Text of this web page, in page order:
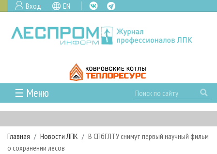
Вход EN
☰ Меню
ГЛАВНАЯ
РУБРИКИ И ТЕМЫ
РУБРИКИ ЖУРНАЛА
НОВОСТИ
Главная Новости ЛПК
В СПбГЛТУ снимут первый научный фильм
о сохранении лесов